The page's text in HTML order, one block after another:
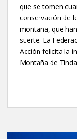
que se tomen
conservación de
montaña, que
suerte. La
Acción felicita la
Montaña de